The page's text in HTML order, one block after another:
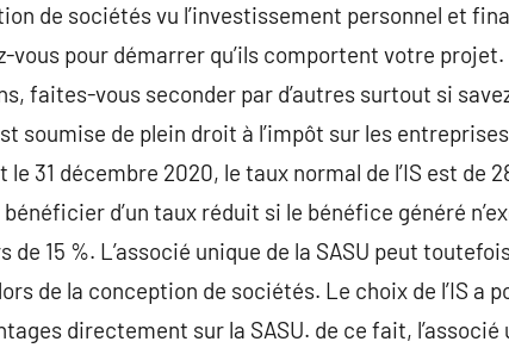
de sociétés vu l’investissement personnel et
vous pour démarrer qu’ils comportent votre
faites-vous seconder par d’autres surtout si
soumise de plein droit à l’impôt sur les
le 31 décembre 2020, le taux normal de l’IS est de
d’un taux réduit si le bénéfice généré
de 15 %. L’associé unique de la SASU peut
de la conception de sociétés. Le choix de l’IS a
directement sur la SASU. de ce fait,